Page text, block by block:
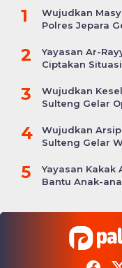
1
Wujudkan
Polres Jepara
2
Yayasan Ar-
Ciptakan
3
Wujudkan
Sulteng Gelar
4
Wujudkan
Sulteng Gelar
5
Yayasan Kakak
Bantu Anak-